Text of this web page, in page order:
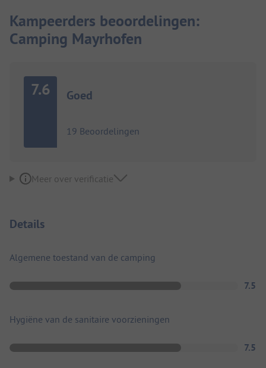
Kampeerders beoordelingen:
Camping Mayrhofen
7.6 Goed
19 Beoordelingen
Meer over verificatie
Details
Algemene toestand van de camping
7.5
Hygiëne van de sanitaire voorzieningen
7.5